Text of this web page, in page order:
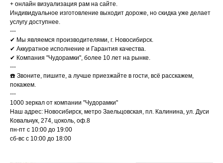
+ онлайн визуализация рам на сайте.
Индивидуальное изготовление выходит дороже, но скидка уже делает
услугу доступнее.
---
✔ Мы являемся производителями, г. Новосибирск.
✔ Аккуратное исполнение и Гарантия качества.
✔ Компания "Чудорамки", более 10 лет на рынке.
---
☎️ Звоните, пишите, а лучше приезжайте в гости, всё расскажем,
покажем.
---
1000 зеркал от компании "Чудорамки"
Наш адрес: Новосибирск, метро Заельцовская, пл. Калинина, ул. Дуси
Ковальчук, 274, цоколь, оф.8
пн-пт с 10:00 до 19:00
сб-вс с 10:00 до 18:00